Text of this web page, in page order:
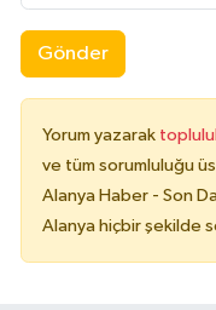
Gönder
Yorum yazarak
ve tüm sorumluluğu
Alanya Haber - Son
Alanya hiçbir şekilde